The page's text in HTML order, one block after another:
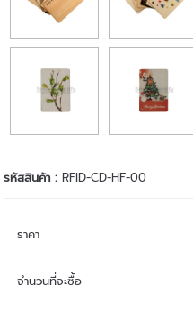
รหัสสินค้า :RFID-CD-HF-00
ราคา
จำนวนที่จะซื้อ